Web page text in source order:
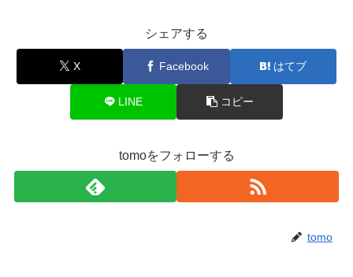
シェアする
X Facebook はてブ
LINE コピー
tomoをフォローする
tomo